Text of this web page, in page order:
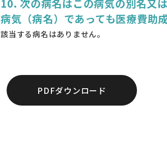
10. 次の病名はこの病気の別名又
病気（病名）であっても医療費助
該当する病名はありません。
PDFダウンロード